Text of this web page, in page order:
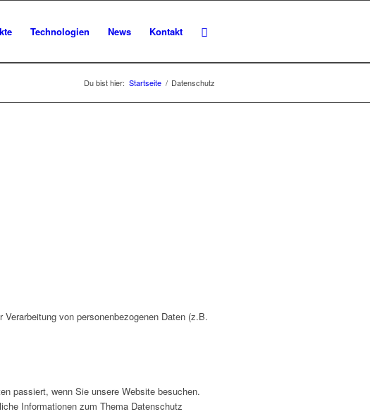
Technologien News Kontakt
Du bist hier: Startseite / Datenschutz
von personenbezogenen Daten (z.B.
passiert, wenn Sie unsere Website besuchen.
Informationen zum Thema Datenschutz